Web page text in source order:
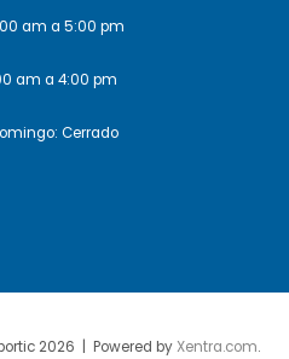
am a 5:00 pm
am a 4:00 pm
Cerrado
2026 | Powered byXentra.com.